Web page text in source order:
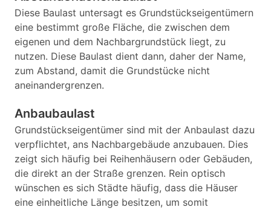
Diese Baulast untersagt es Grundstückseigentümern
eine bestimmt große Fläche, die zwischen dem
eigenen und dem Nachbargrundstück liegt, zu
nutzen. Diese Baulast dient dann, daher der Name,
zum Abstand, damit die Grundstücke nicht
aneinandergrenzen.
Anbaubaulast
Grundstückseigentümer sind mit der Anbaulast dazu
verpflichtet, ans Nachbargebäude anzubauen. Dies
zeigt sich häufig bei Reihenhäusern oder Gebäuden,
die direkt an der Straße grenzen. Rein optisch
wünschen es sich Städte häufig, dass die Häuser
eine einheitliche Länge besitzen, um somit